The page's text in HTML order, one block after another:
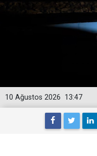
13:47
10 Ağustos 2026